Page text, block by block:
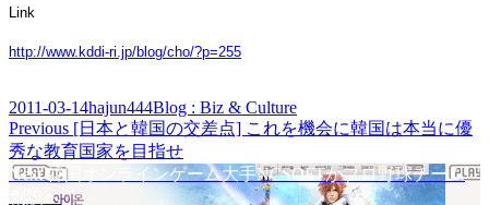
Link
http://www.kddi-ri.jp/blog/cho/?p=255
Posted
on
2011-03-14Author
hajun444Categories
Blog : Biz & Culture
Post
navigation
Previous Previous
post:
[日本と韓国の交差点] これを機会に韓国は本当に優
秀な教育国家を目指せ
NextNext
post:
韓国オンラインゲーム大手NCSOFTがプロ野球チーム
創設へ